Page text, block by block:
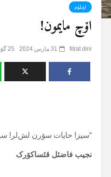
اؤیلۆم
اۆچ مایمون!
fitrat dini 31 مارس 2024 25 گؤرۆنتۆلنمە
“سیز! حایات سۆرن لش‌لر!
نجیب فاضئل قئساکۆرک